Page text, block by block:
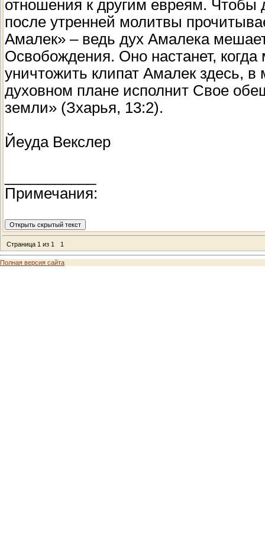
отношения к другим евреям. Чтобы
после утренней молитвы
Амалек» – ведь дух Амалека
Освобождения. Оно настанет,
уничтожить клипат Амалек здесь,
духовном плане исполнит Свое
земли» (Зхарья, 13:2).
Йеуда Векслер
Примечания:
Страница 1 из 1 1
Полная версия сайта